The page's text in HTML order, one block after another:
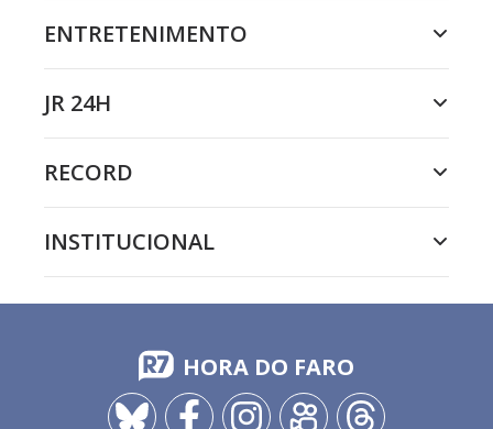
ENTRETENIMENTO
JR 24H
RECORD
INSTITUCIONAL
HORA DO FARO